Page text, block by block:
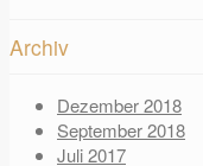
Archiv
Dezember 2018
September 2018
Juli 2017